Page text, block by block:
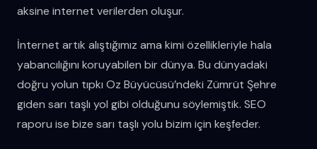
aksine internet verilerden oluşur.
İnternet artık alıştığımız ama kimi özellikleriyle hala
yabancılığını koruyabilen bir dünya. Bu dünyadaki
doğru yolun tıpkı Oz Büyücüsü’ndeki Zümrüt Şehre
giden sarı taşlı yol gibi olduğunu söylemiştik. SEO
raporu ise bize sarı taşlı yolu bizim için keşfeder.